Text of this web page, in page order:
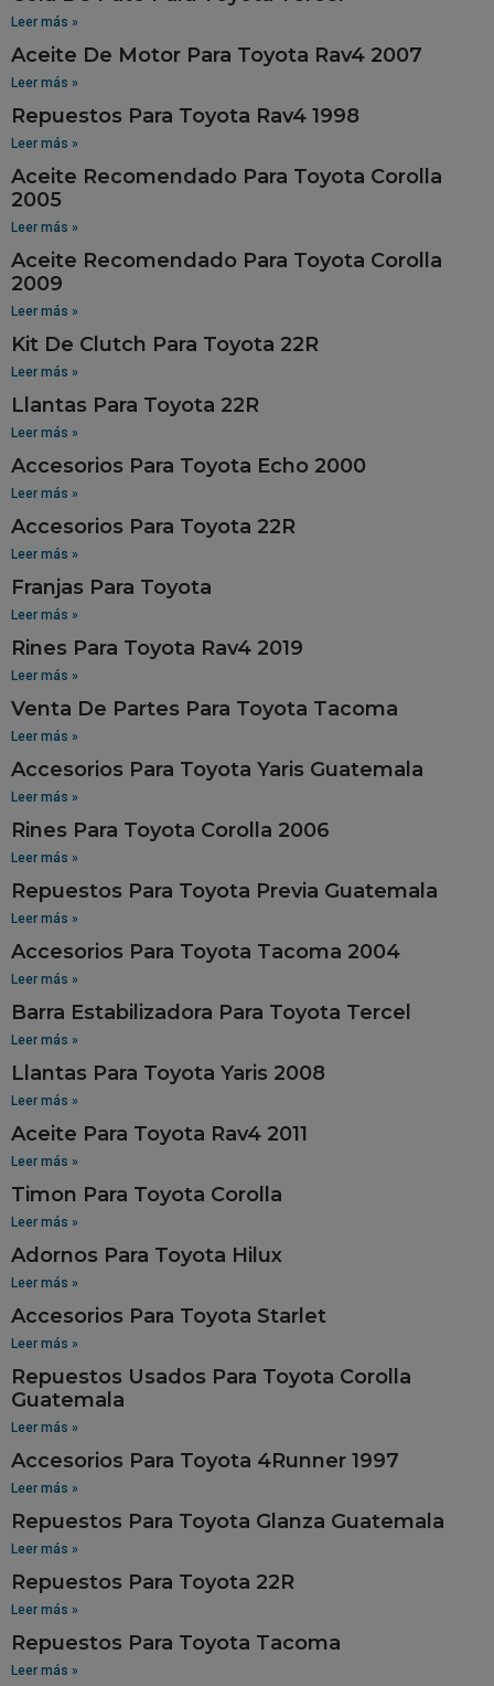
Leer más »
Aceite De Motor Para Toyota Rav4 2007
Leer más »
Repuestos Para Toyota Rav4 1998
Leer más »
Aceite Recomendado Para Toyota Corolla
2005
Leer más »
Aceite Recomendado Para Toyota Corolla
2009
Leer más »
Kit De Clutch Para Toyota 22R
Leer más »
Llantas Para Toyota 22R
Leer más »
Accesorios Para Toyota Echo 2000
Leer más »
Accesorios Para Toyota 22R
Leer más »
Franjas Para Toyota
Leer más »
Rines Para Toyota Rav4 2019
Leer más »
Venta De Partes Para Toyota Tacoma
Leer más »
Accesorios Para Toyota Yaris Guatemala
Leer más »
Rines Para Toyota Corolla 2006
Leer más »
Repuestos Para Toyota Previa Guatemala
Leer más »
Accesorios Para Toyota Tacoma 2004
Leer más »
Barra Estabilizadora Para Toyota Tercel
Leer más »
Llantas Para Toyota Yaris 2008
Leer más »
Aceite Para Toyota Rav4 2011
Leer más »
Timon Para Toyota Corolla
Leer más »
Adornos Para Toyota Hilux
Leer más »
Accesorios Para Toyota Starlet
Leer más »
Repuestos Usados Para Toyota Corolla
Guatemala
Leer más »
Accesorios Para Toyota 4Runner 1997
Leer más »
Repuestos Para Toyota Glanza Guatemala
Leer más »
Repuestos Para Toyota 22R
Leer más »
Repuestos Para Toyota Tacoma
Leer más »